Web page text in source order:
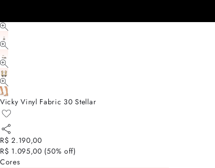
Vicky Vinyl Fabric 30 Stellar
R$ 2.190,00
R$ 1.095,00 (50% off)
Cores